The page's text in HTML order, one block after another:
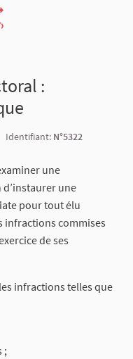
:
Identifiant: N°5322
une
une
pour tout élu
infractions commises
de ses
infractions telles que
;